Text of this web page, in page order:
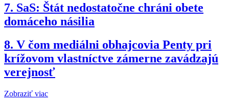
7. SaS: Štát nedostatočne chráni obete
domáceho násilia
8. V čom mediálni obhajcovia Penty pri
krížovom vlastníctve zámerne zavádzajú
verejnosť
Zobraziť viac